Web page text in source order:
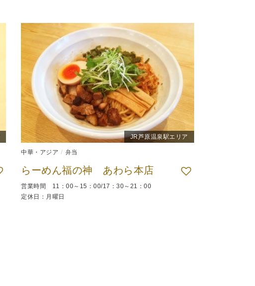
JR芦原温泉駅エリア
中華・アジア 弁当
らーめん福の神 あわら本店
営業時間 11：00～15：00/17：30～21：00
定休日：月曜日